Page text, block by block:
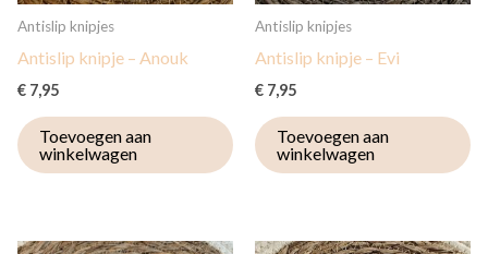
Antislip knipjes
Antislip knipje – Anouk
€ 7,95
Toevoegen aan
winkelwagen
Antislip knipjes
Antislip knipje – Evi
€ 7,95
Toevoegen aan
winkelwagen